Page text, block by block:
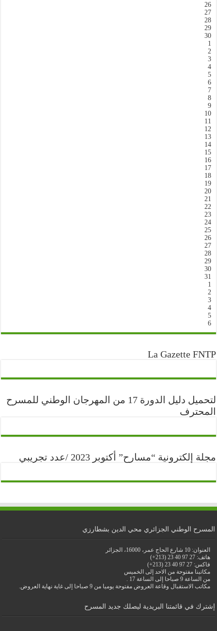
26
27
28
29
30
1
2
3
4
5
6
7
8
9
10
11
12
13
14
15
16
17
18
19
20
21
22
23
24
25
26
27
28
29
30
31
1
2
3
4
5
6
La Gazette FNTP
لتحميل دليل الدورة 17 من المهرجان الوطني للمسرح
المحترف
مجلة إلكترونية “مسارح” أكتوبر 2023 /عدد تجريبي
المسرح الوطني الجزائري محي الدين بشطارزي
العنوان: 10 شارع الحاج عمر، 16000، الجزائر
هاتف: 27 97 40 23 (213+)
فاكس: 27 97 40 23 (213+)
مكاتبنا مفتوحة من الاحد إلى الخميس
من الساعة 9 صباحا إلى الساعة 17 .
مكاتب الاستقبال وقاعة العروض مفتوحة يوميا من 9 صباحا إلى غاية نهاية العروض.
إشترك في قائمتنا البريدية ليصلك جديد المسرح